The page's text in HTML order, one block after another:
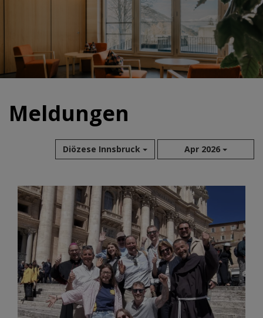
Meldungen
Diözese Innsbruck Apr 2026
Aug 2026
Jul 2026
Jun 2026
Mai 2026
Apr 2026
Mär 2026
Feb 2026
Jan 2026
Dez 2025